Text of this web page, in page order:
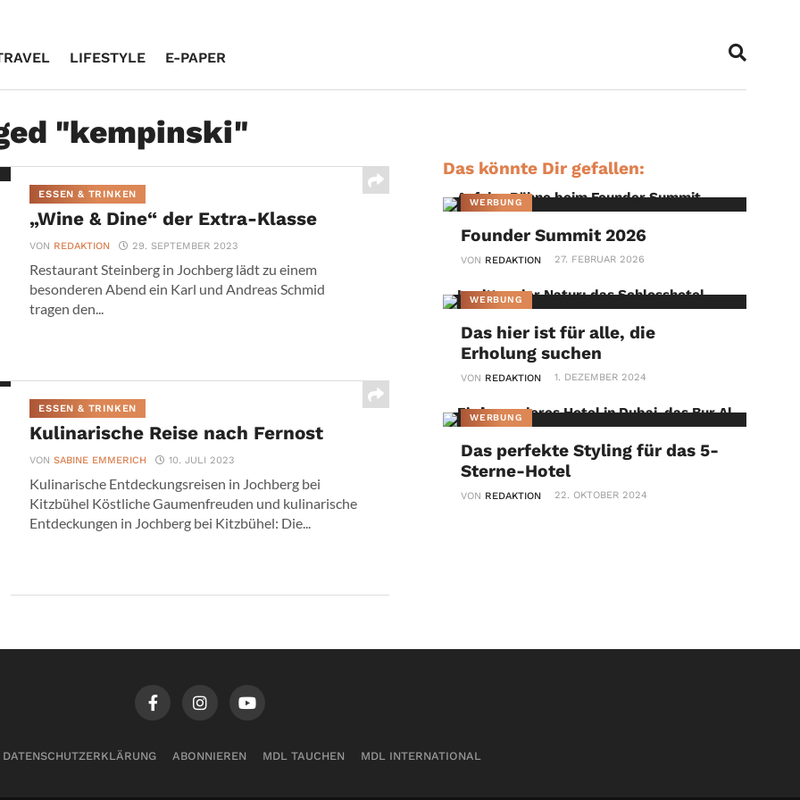
LIFESTYLE E-PAPER
"kempinski"
ESSEN & TRINKEN
„Wine & Dine“ der Extra-Klasse
VON REDAKTION 29. SEPTEMBER 2023
Restaurant Steinberg in Jochberg lädt zu einem
besonderen Abend ein Karl und Andreas Schmid
tragen den...
ESSEN & TRINKEN
Kulinarische Reise nach Fernost
VONSABINE EMMERICH 10. JULI 2023
Kulinarische Entdeckungsreisen in Jochberg bei
Kitzbühel Köstliche Gaumenfreuden und kulinarische
Entdeckungen in Jochberg bei Kitzbühel: Die...
Das könnte Dir gefallen:
WERBUNG
Founder Summit 2026
VON REDAKTION 27. FEBRUAR 2026
WERBUNG
Das hier ist für alle, die
Erholung suchen
VON REDAKTION 1. DEZEMBER 2024
WERBUNG
Das perfekte Styling für das 5-
Sterne-Hotel
VON REDAKTION 22. OKTOBER 2024
DATENSCHUTZERKLÄRUNG ABONNIEREN MDL TAUCHEN MDL INTERNATIONAL